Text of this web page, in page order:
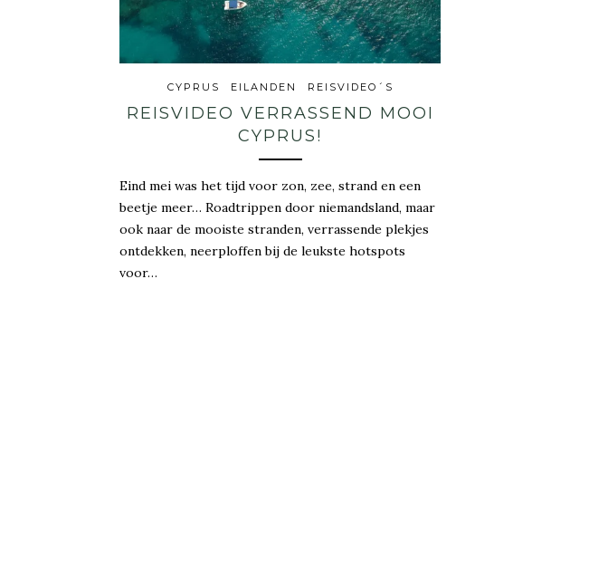
CYPRUS EILANDEN REISVIDEO´S
REISVIDEO VERRASSEND MOOI
CYPRUS!
Eind mei was het tijd voor zon, zee, strand en een
beetje meer… Roadtrippen door niemandsland, maar
ook naar de mooiste stranden, verrassende plekjes
ontdekken, neerploffen bij de leukste hotspots
voor…